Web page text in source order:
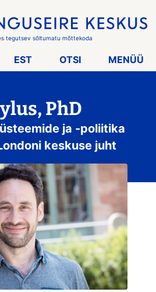
tegutsev sõltumatu mõttekoda
EST OTSI MENÜÜ
PhD
ja -poliitika
keskuse juht